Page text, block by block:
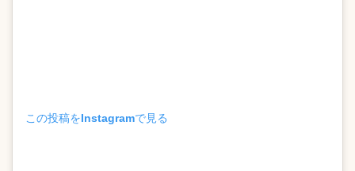
この投稿をInstagramで見る